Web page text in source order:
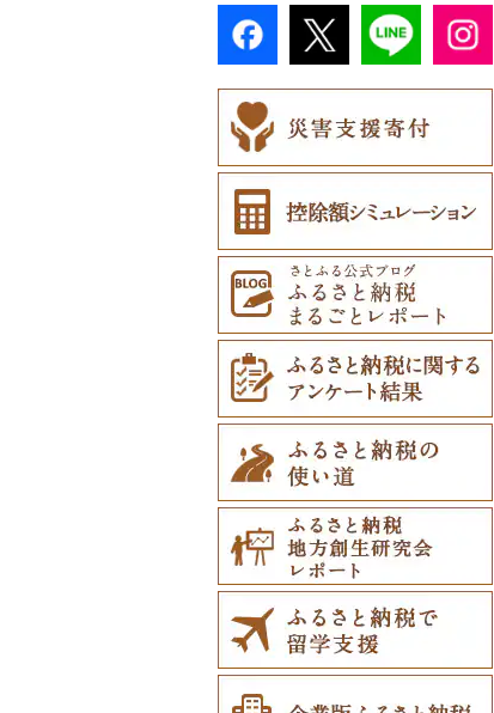
その他のゴルフプレー
券（4）
カタログギフト（0）
その他体験・チケット